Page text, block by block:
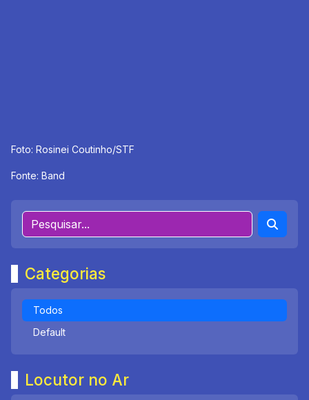
Foto: Rosinei Coutinho/STF
Fonte: Band
Categorias
Todos
Default
Locutor no Ar